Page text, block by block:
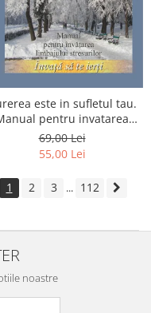
este in sufletul tau.
pentru invatarea
stresurilor Seria
sa te Ierti Luule Viilma
69,00 Lei
55,00 Lei
1 2 3 ... 112
noastre